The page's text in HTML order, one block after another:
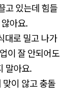
고 있는데 힘들
아요.
로 밀고 나가
이 잘 안되어도
말아요.
이 않고 충돌